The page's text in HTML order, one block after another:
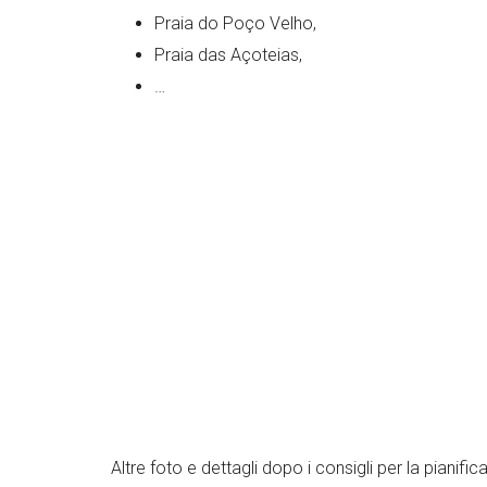
Praia do Poço Velho,
Praia das Açoteias,
Altre foto e dettagli dopo i consigli per la